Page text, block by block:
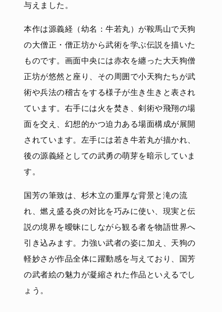
与えました。
本作は源義経（幼名：牛若丸）が鞍馬山で天狗
の大僧正・僧正坊から武術を学ぶ伝説を描いた
ものです。画面中央には赤衣を纏った大天狗僧
正坊が悠然と座り、その周囲で小天狗たちが武
術や兵法の稽古をする様子が生き生きと表され
ています。右手には火を焚き、剣術や飛翔の場
面を交え、幻想的かつ迫力ある場面構成が展開
されています。左手には若き牛若丸が描かれ、
後の源義経としての武勇の萌芽を暗示していま
す。
国芳の筆致は、杉木立の重厚な背景と滝の流
れ、燃え盛る炎の対比を巧みに使い、現実と伝
説の境界を曖昧にしながら観る者を物語世界へ
引き込みます。力強い武者の姿に加え、天狗の
軽妙さが作品全体に躍動感を与えており、国芳
の武者絵の魅力が凝縮された作品といえるでし
ょう。